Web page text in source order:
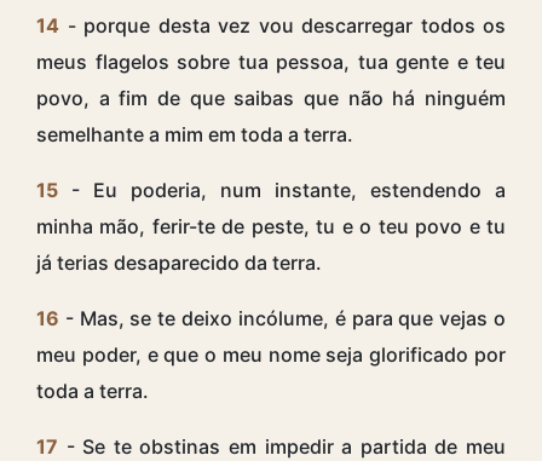
14 - porque desta vez vou descarregar todos os
meus flagelos sobre tua pessoa, tua gente e teu
povo, a fim de que saibas que não há ninguém
semelhante a mim em toda a terra.
15 - Eu poderia, num instante, estendendo a
minha mão, ferir-te de peste, tu e o teu povo e tu
já terias desaparecido da terra.
16 - Mas, se te deixo incólume, é para que vejas o
meu poder, e que o meu nome seja glorificado por
toda a terra.
17 - Se te obstinas em impedir a partida de meu